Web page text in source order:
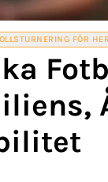
FÖR